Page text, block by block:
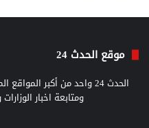
موقع الحدث 24
الحدث 24 واحد من أكبر
ومتابعة اخبار